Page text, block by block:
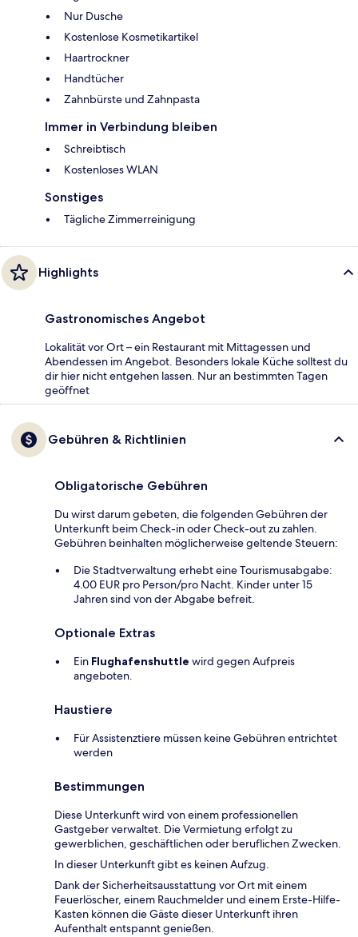
Nur Dusche
Kostenlose Kosmetikartikel
Haartrockner
Handtücher
Zahnbürste und Zahnpasta
Immer in Verbindung bleiben
Schreibtisch
Kostenloses WLAN
Sonstiges
Tägliche Zimmerreinigung
Highlights
Gastronomisches Angebot
Lokalität vor Ort – ein Restaurant mit Mittagessen und
Abendessen im Angebot. Besonders lokale Küche solltest du
dir hier nicht entgehen lassen. Nur an bestimmten Tagen
geöffnet
Gebühren & Richtlinien
Obligatorische Gebühren
Du wirst darum gebeten, die folgenden Gebühren der
Unterkunft beim Check-in oder Check-out zu zahlen.
Gebühren beinhalten möglicherweise geltende Steuern:
Die Stadtverwaltung erhebt eine Tourismusabgabe:
4.00 EUR pro Person/pro Nacht. Kinder unter 15
Jahren sind von der Abgabe befreit.
Optionale Extras
Ein Flughafenshuttle wird gegen Aufpreis
angeboten.
Haustiere
Für Assistenztiere müssen keine Gebühren entrichtet
werden
Bestimmungen
Diese Unterkunft wird von einem professionellen
Gastgeber verwaltet. Die Vermietung erfolgt zu
gewerblichen, geschäftlichen oder beruflichen Zwecken.
In dieser Unterkunft gibt es keinen Aufzug.
Dank der Sicherheitsausstattung vor Ort mit einem
Feuerlöscher, einem Rauchmelder und einem Erste-Hilfe-
Kasten können die Gäste dieser Unterkunft ihren
Aufenthalt entspannt genießen.